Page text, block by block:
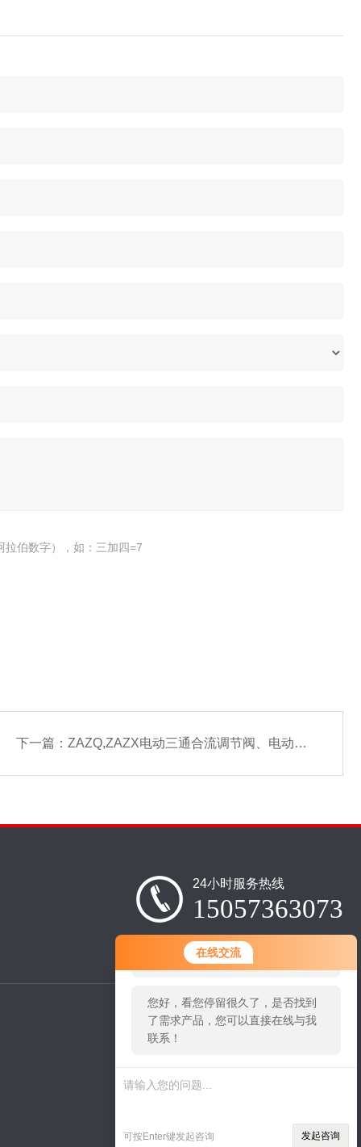
在线交流
您好！欢迎前来咨询，很高兴为您
服务，请问您要咨询什么问题呢？
您好，看您停留很久了，是否找到
了需求产品，您可以直接在线与我
联系！
可按Enter键发起咨询 发起咨询
拉伯数字），如：三加四=7
下一篇： ZAZQ,ZAZX电动三通合流调节阀、电动分流调节阀,
24小时服务热线
15057363073